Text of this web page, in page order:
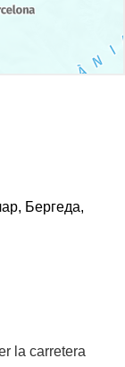
Бергеда,
la carretera